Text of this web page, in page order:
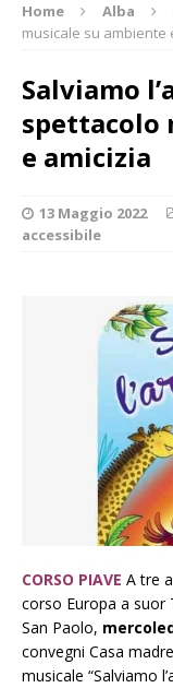
Home Alba
musicale su ambiente
Salviamo
spettacolo
e amicizia
13 Maggio 2022
accessibile
CORSO PIAVE A tre
corso Europa a suor
San Paolo,
convegni Casa
musicale “Salviamo